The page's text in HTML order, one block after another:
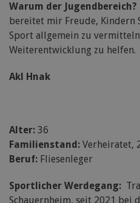
Warum der Jugendbereich?
bereitet mir Freude, Kindern
Sport allgemein zu
Weiterentwicklung zu helfen.
Akl Hnak
Alter: 36
Familienstand: Verheiratet,
Beruf: Fliesenleger
Sportlicher Werdegang:
Schauernheim, seit 2021 bei